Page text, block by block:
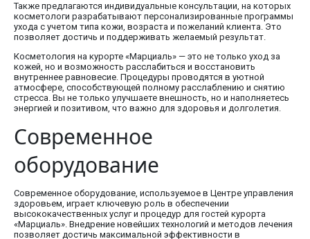
Также предлагаются индивидуальные консультации, на которых
косметологи разрабатывают персонализированные программы
ухода с учетом типа кожи, возраста и пожеланий клиента. Это
позволяет достичь и поддерживать желаемый результат.
Косметология на курорте «Марциаль» — это не только уход за
кожей, но и возможность расслабиться и восстановить
внутреннее равновесие. Процедуры проводятся в уютной
атмосфере, способствующей полному расслаблению и снятию
стресса. Вы не только улучшаете внешность, но и наполняетесь
энергией и позитивом, что важно для здоровья и долголетия.
Современное
оборудование
Современное оборудование, используемое в Центре управления
здоровьем, играет ключевую роль в обеспечении
высококачественных услуг и процедур для гостей курорта
«Марциаль». Внедрение новейших технологий и методов лечения
позволяет достичь максимальной эффективности в